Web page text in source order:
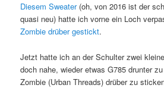
Diesem Sweater(oh, von 2016 ist der
quasi neu) hatte ich vorne ein Loch
Zombie drüber gestickt.
Jetzt hatte ich an der Schulter zwei
doch nahe, wieder etwas G785 drunter
Zombie (Urban Threads) drüber zu